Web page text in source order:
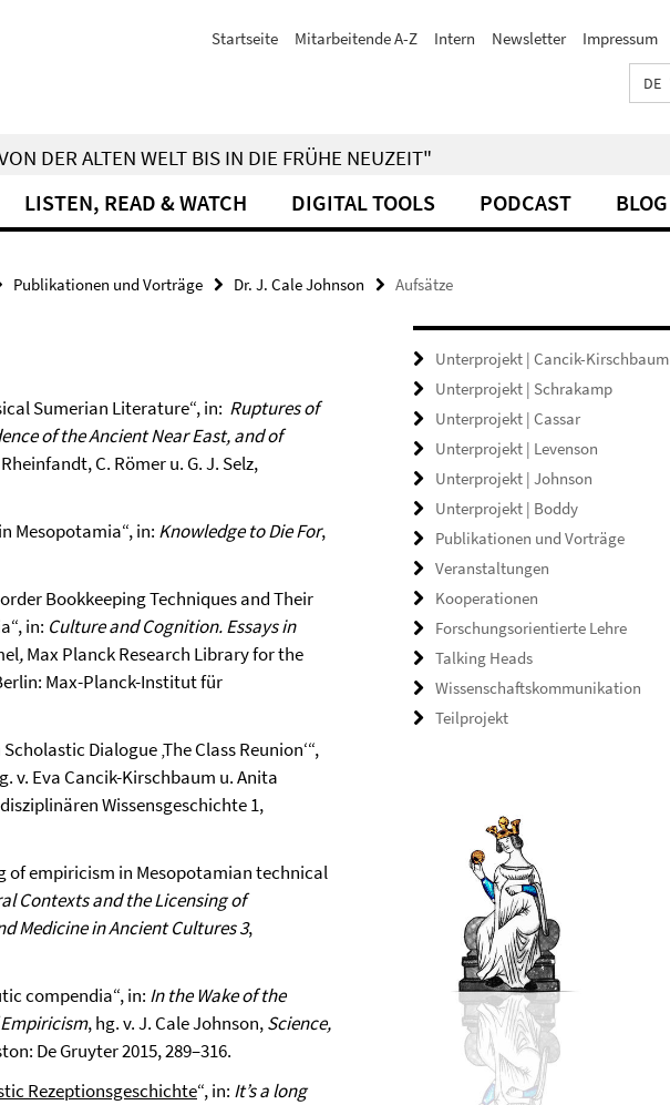
Startseite Mitarbeitende A-Z Intern Newsletter Impressum
DE
DER ALTEN WELT BIS IN DIE FRÜHE NEUZEIT"
LISTEN, READ & WATCH DIGITAL TOOLS PODCAST BLOG
Publikationen und Vorträge Dr. J. Cale Johnson Aufsätze
Sumerian Literature“, in: Ruptures of
of the Ancient Near East, and of
C. Römer u. G. J. Selz,
Mesopotamia“, in: Knowledge to Die For,
Bookkeeping Techniques and Their
in: Culture and Cognition. Essays in
,Max Planck Research Library for the
Max-Planck-Institut für
Dialogue ‚The Class Reunion‘“,
v. Eva Cancik-Kirschbaum u. Anita
Wissensgeschichte 1,
empiricism in Mesopotamian technical
Contexts and the Licensing of
Medicine in Ancient Cultures 3,
compendia“, in: In the Wake of the
, hg. v. J. Cale Johnson,Science,
De Gruyter 2015, 289–316.
Rezeptionsgeschichte“, in: It’s a long
Unterprojekt | Cancik-Kirschbaum
Unterprojekt | Schrakamp
Unterprojekt | Cassar
Unterprojekt | Levenson
Unterprojekt | Johnson
Unterprojekt | Boddy
Publikationen und Vorträge
Veranstaltungen
Kooperationen
Forschungsorientierte Lehre
Talking Heads
Wissenschaftskommunikation
Teilprojekt